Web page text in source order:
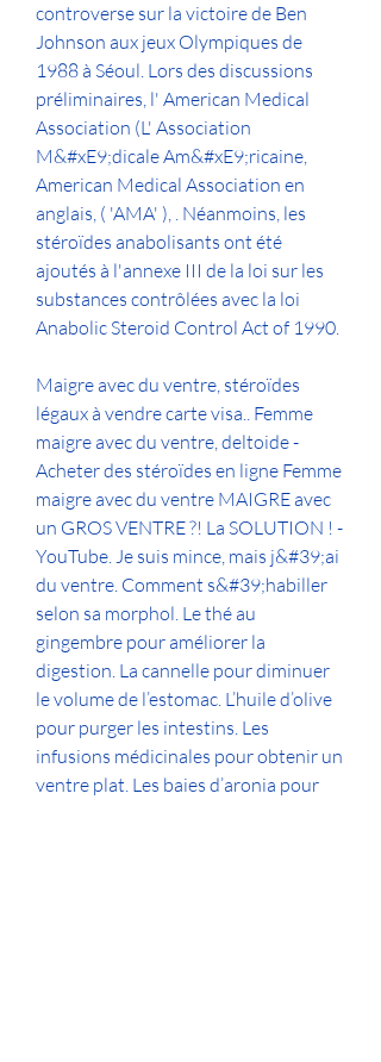
controverse sur la victoire de Ben
Johnson aux jeux Olympiques de
1988 à Séoul. Lors des discussions
préliminaires, l' American Medical
Association (L' Association
M&#xE9;dicale Am&#xE9;ricaine,
American Medical Association en
anglais, ( 'AMA' ), . Néanmoins, les
stéroïdes anabolisants ont été
ajoutés à l'annexe III de la loi sur les
substances contrôlées avec la loi
Anabolic Steroid Control Act of 1990.
Maigre avec du ventre, stéroïdes
légaux à vendre carte visa.. Femme
maigre avec du ventre, deltoide -
Acheter des stéroïdes en ligne Femme
maigre avec du ventre MAIGRE avec
un GROS VENTRE ?! La SOLUTION ! -
YouTube. Je suis mince, mais j&#39;ai
du ventre. Comment s&#39;habiller
selon sa morphol. Le thé au
gingembre pour améliorer la
digestion. La cannelle pour diminuer
le volume de l’estomac. L’huile d’olive
pour purger les intestins. Les
infusions médicinales pour obtenir un
ventre plat. Les baies d’aronia pour